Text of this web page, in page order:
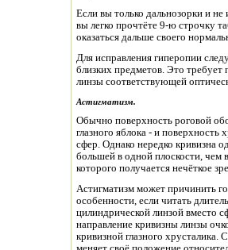
Если вы только дальнозорки и не
вы легко прочтёте 9-ю строчку
оказаться дальше своего
Для исправления гиперопии
близких предметов. Это
линзы соответствующей
Астигматизм.
Обычно поверхность роговой
глазного яблока - и поверхность
сфер. Однако нередко кривизна
большей в одной плоскости, чем
которого получается нечёткое
Астигматизм может причинить
особенности, если читать
цилиндрической линзой вместо
направление кривизны линзы
кривизной глазного хрусталика.